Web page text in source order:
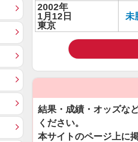
2002年
1月12日
東京
未
結果・成績・オッズな
ください。
本サイトのページ上に